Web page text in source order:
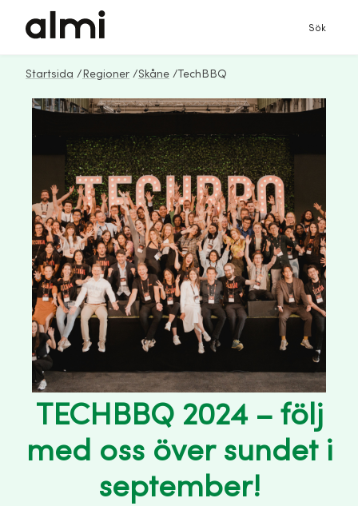
Sök
Startsida / Regioner /Skåne /TechBBQ
TECHBBQ 2024 – följ
med oss över sundet i
september!